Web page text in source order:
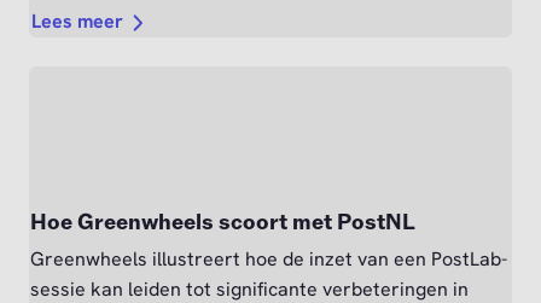
Lees meer
Hoe Greenwheels scoort met PostNL
Greenwheels illustreert hoe de inzet van een PostLab-
sessie kan leiden tot significante verbeteringen in